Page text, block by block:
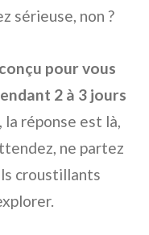
sérieuse, non ?
pour vous
2 à 3 jours
la réponse est là,
ne partez
croustillants